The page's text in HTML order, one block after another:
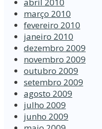
abril 2010
março 2010
fevereiro 2010
janeiro 2010
dezembro 2009
novembro 2009
outubro 2009
setembro 2009
agosto 2009
julho 2009
junho 2009